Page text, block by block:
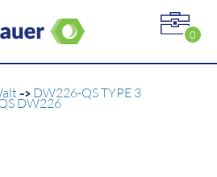
0
-> DW226-QS TYPE 3
DW226